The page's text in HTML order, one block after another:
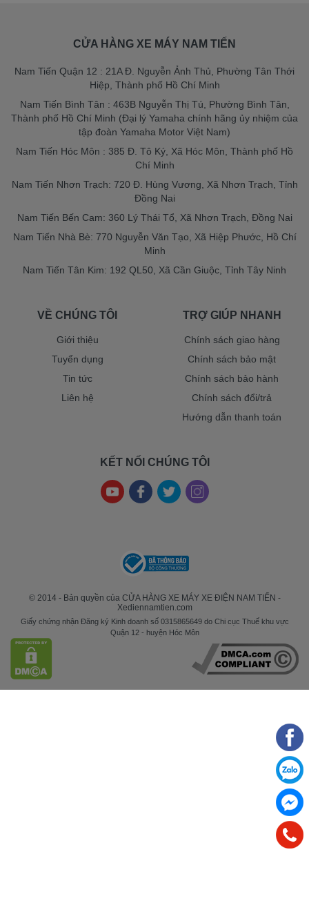
CỬA HÀNG XE MÁY NAM TIẾN
Nam Tiến Quận 12 : 21A Đ. Nguyễn Ảnh Thủ, Phường Tân Thới
Hiệp, Thành phố Hồ Chí Minh
Nam Tiến Bình Tân : 463B Nguyễn Thị Tú, Phường Bình Tân,
Thành phố Hồ Chí Minh (Đại lý Yamaha chính hãng ủy nhiệm của
tập đoàn Yamaha Motor Việt Nam)
Nam Tiến Hóc Môn : 385 Đ. Tô Ký, Xã Hóc Môn, Thành phố Hồ
Chí Minh
Nam Tiến Nhơn Trạch: 720 Đ. Hùng Vương, Xã Nhơn Trạch, Tỉnh
Đồng Nai
Nam Tiến Bến Cam: 360 Lý Thái Tổ, Xã Nhơn Trạch, Đồng Nai
Nam Tiến Nhà Bè: 770 Nguyễn Văn Tạo, Xã Hiệp Phước, Hồ Chí
Minh
Nam Tiến Tân Kim: 192 QL50, Xã Cần Giuộc, Tỉnh Tây Ninh
VỀ CHÚNG TÔI
Giới thiệu
Tuyển dụng
Tin tức
Liên hệ
TRỢ GIÚP NHANH
Chính sách giao hàng
Chính sách bảo mật
Chính sách bảo hành
Chính sách đổi/trả
Hướng dẫn thanh toán
KẾT NỐI CHÚNG TÔI
© 2014 - Bản quyền của CỬA HÀNG XE MÁY XE ĐIỆN NAM TIẾN -
Xediennamtien.com
Giấy chứng nhận Đăng ký Kinh doanh số 0315865649 do Chi cục Thuế khu vực
Quận 12 - huyện Hóc Môn